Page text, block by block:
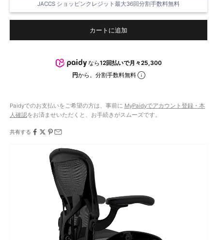
JACCS ショッピンクレジット最大36回分割手数料無料
カートに追加
なら12回払いで月々25,300
円から。分割手数料無料
Paidyでのお支払いをご希望の方は、事前に MyPaidyでアカウント登録・本
人確認をお済ませいただくと、お手続きがスムーズです。
共有する